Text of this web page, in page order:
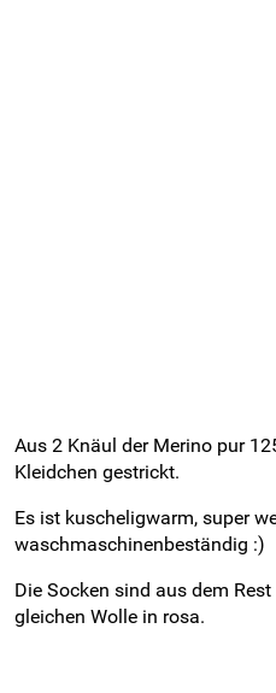
Aus 2 Knäul der Merino pur
Kleidchen gestrickt.
Es ist kuscheligwarm, super
waschmaschinenbeständig :)
Die Socken sind aus dem
gleichen Wolle in rosa.